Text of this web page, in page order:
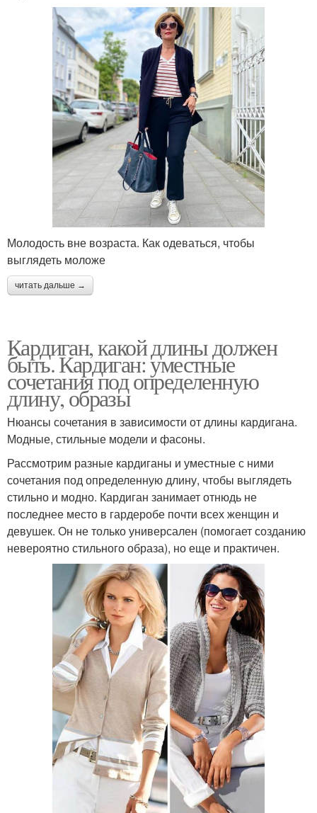
Молодость вне возраста. Как одеваться, чтобы
выглядеть моложе
читать дальше →
Кардиган, какой длины должен
быть. Кардиган: уместные
сочетания под определенную
длину, образы
Нюансы сочетания в зависимости от длины кардигана.
Модные, стильные модели и фасоны.
Рассмотрим разные кардиганы и уместные с ними
сочетания под определенную длину, чтобы выглядеть
стильно и модно. Кардиган занимает отнюдь не
последнее место в гардеробе почти всех женщин и
девушек. Он не только универсален (помогает созданию
невероятно стильного образа), но еще и практичен.